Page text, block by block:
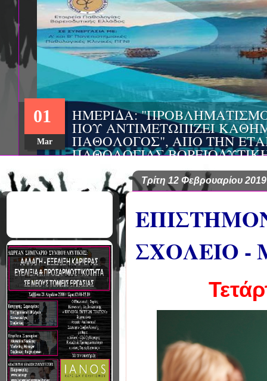
ΗΜΕΡΙΔΑ:
ΠΟΥ ΑΝΤΙΜΕΤΩΠΙΖΕΙ
ΠΑΘΟΛΟΓΟΣ", ΑΠΟ ΤΗΝ
ΠΑΘΟΛΟΓΙΑΣ
ΤΙΣ Α' & Β'
ΚΛΙΝΙΚΕΣ ΠΓΝΙ
01
Mar
Τρίτη 12 Φεβρουαρίου 2019
ΣΧΟΛΕΙΟ -